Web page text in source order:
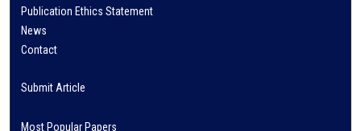
Publication Ethics Statement
News
Contact
Submit Article
Most Popular Papers